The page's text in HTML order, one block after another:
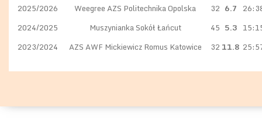
2025/2026 Weegree AZS Politechnika Opolska 32 6.7
2024/2025
Muszynianka Sokół Łańcut 45 5.3
2023/2024
AZS AWF Mickiewicz Romus Katowice 32 11.8